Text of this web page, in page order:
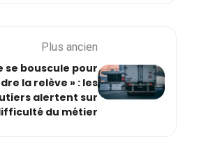
Plus ancien
se bouscule pour
la relève » : les
alertent sur
du métier